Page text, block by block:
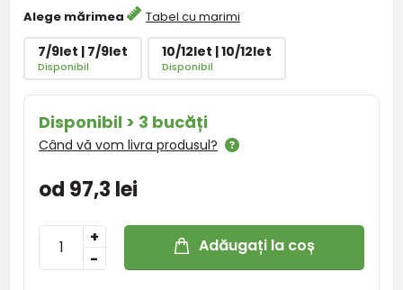
Alege mărimea Tabel cu marimi
7/9let | 7/9let
Disponibil
10/12let | 10/12let
Disponibil
Disponibil > 3 bucăți
Când vă vom livra produsul?
od 97,3 lei
-
+ Adăugați la coș